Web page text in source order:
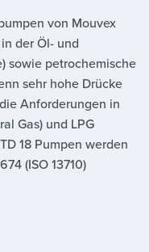
von Mouvex
der Öl- und
sowie petrochemische
sehr hohe Drücke
Anforderungen in
Gas) und LPG
18 Pumpen werden
(ISO 13710)